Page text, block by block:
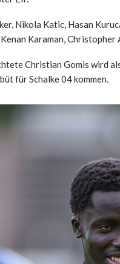
Nikola Katic, Hasan
Karaman,
Christian Gomis wird
für Schalke 04 kommen.